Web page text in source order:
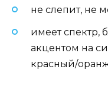
не слепит, не
имеет спектр,
акцентом на
красный/